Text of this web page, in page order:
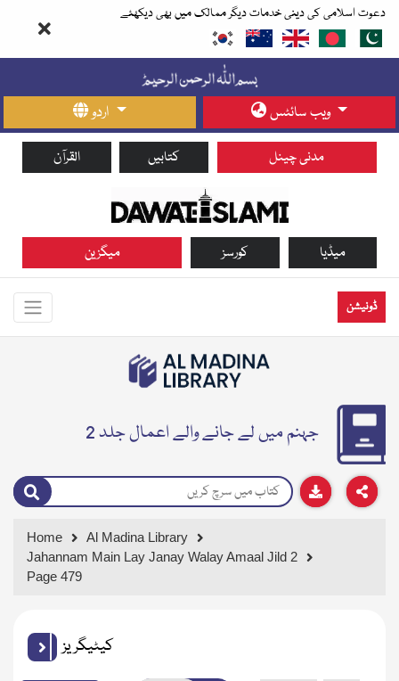
دعوت اسلامی کی دینی خدمات دیگر ممالک میں بھی دیکھئے
اردو ویب سائٹس
القرآن کتابیں مدنی چینل
میگزین کورسز میڈیا
ڈونیشن
جہنم میں لے جانے والے اعمال جلد 2
Home
Al Madina Library
Jahannam Main Lay Janay Walay Amaal Jild 2
Page 479
کیٹیگریز